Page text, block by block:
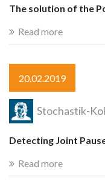
The solution of the
Read more
20.02.2019
Stochastik-
Detecting Joint
Read more